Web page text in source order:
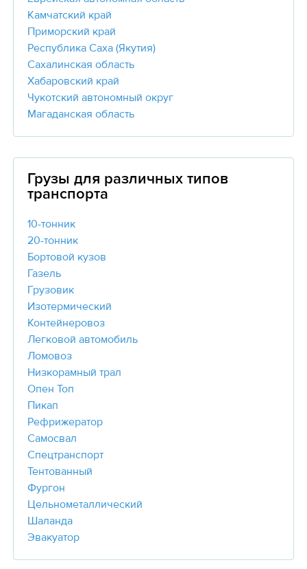
Камчатский край
Приморский край
Республика Саха (Якутия)
Сахалинская область
Хабаровский край
Чукотский автономный округ
Магаданская область
Грузы для различных типов
транспорта
10-тонник
20-тонник
Бортовой кузов
Газель
Грузовик
Изотермический
Контейнеровоз
Легковой автомобиль
Ломовоз
Низкорамный трал
Опен Топ
Пикап
Рефрижератор
Самосвал
Спецтранспорт
Тентованный
Фургон
Цельнометаллический
Шаланда
Эвакуатор